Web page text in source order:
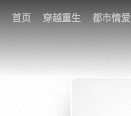
首页 穿越重生 都市情爱
我的观影记录